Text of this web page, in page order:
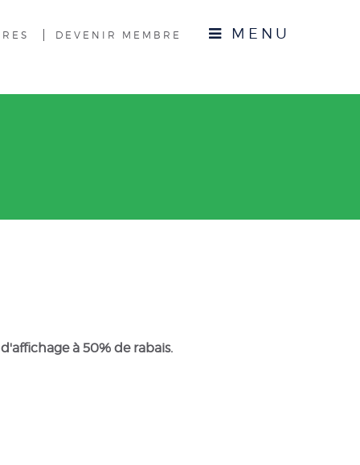
DEVENIR MEMBRE MENU
à 50% de rabais.